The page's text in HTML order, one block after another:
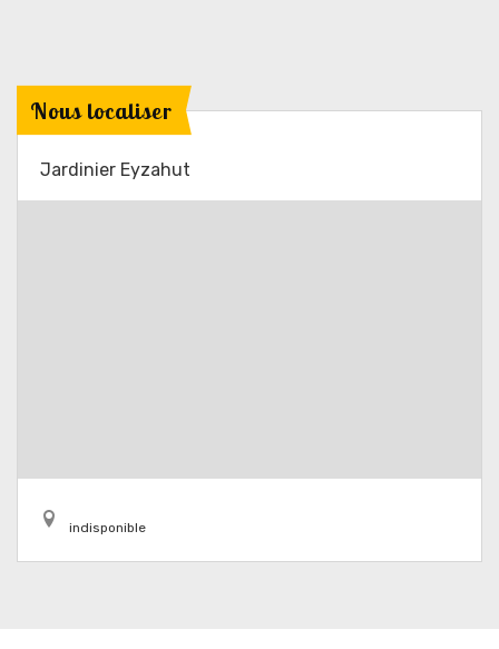
Nous localiser
Jardinier Eyzahut
indisponible